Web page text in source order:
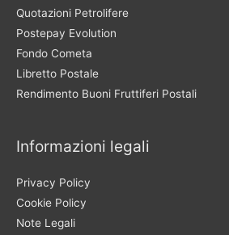
Quotazioni Petrolifere
Postepay Evolution
Fondo Cometa
Libretto Postale
Rendimento Buoni Fruttiferi Postali
Informazioni legali
Privacy Policy
Cookie Policy
Note Legali